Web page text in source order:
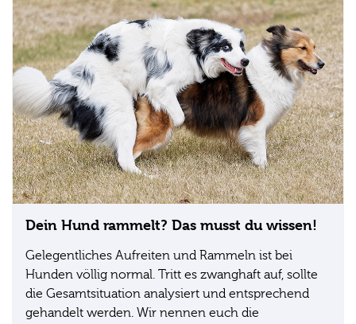
Dein Hund rammelt? Das musst du wissen!
Gelegentliches Aufreiten und Rammeln ist bei
Hunden völlig normal. Tritt es zwanghaft auf, sollte
die Gesamtsituation analysiert und entsprechend
gehandelt werden. Wir nennen euch die